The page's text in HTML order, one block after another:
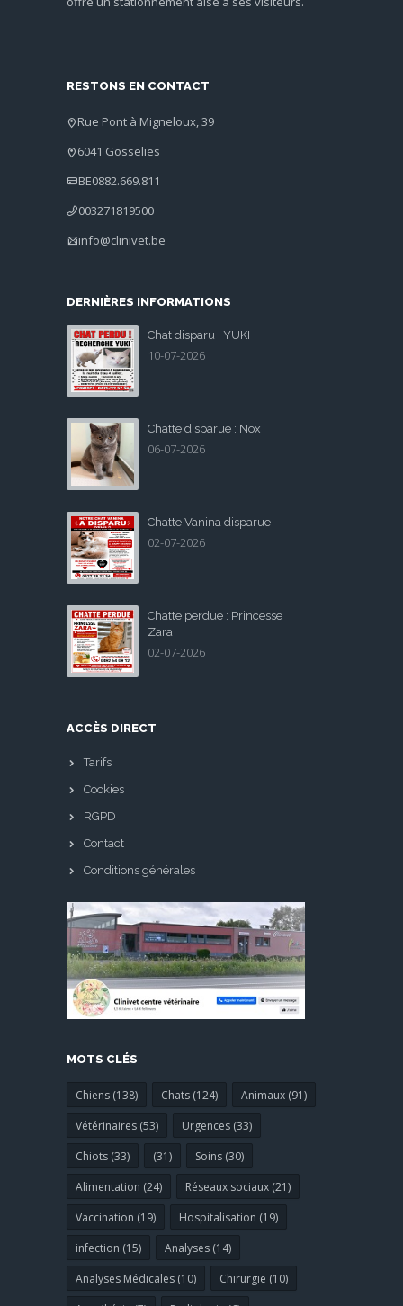
RESTONS EN CONTACT
Rue Pont à Migneloux, 39
6041 Gosselies
BE0882.669.811
003271819500
info@clinivet.be
DERNIÈRES INFORMATIONS
Chat disparu : YUKI
10-07-2026
Chatte disparue : Nox
06-07-2026
Chatte Vanina disparue
02-07-2026
Chatte perdue : Princesse
Zara
02-07-2026
ACCÈS DIRECT
Tarifs
Cookies
RGPD
Contact
Conditions générales
MOTS CLÉS
Chiens (138) Chats (124)
Animaux (91)
Vétérinaires (53)
Urgences (33)
Chiots (33)
(31)
Soins (30)
Alimentation (24)
Réseaux sociaux (21)
Vaccination (19)
Hospitalisation (19)
infection (15)
Analyses (14)
Analyses Médicales (10)
Chirurgie (10)